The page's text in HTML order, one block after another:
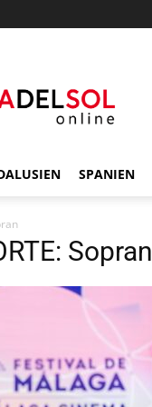
SPANIEN
Sopran